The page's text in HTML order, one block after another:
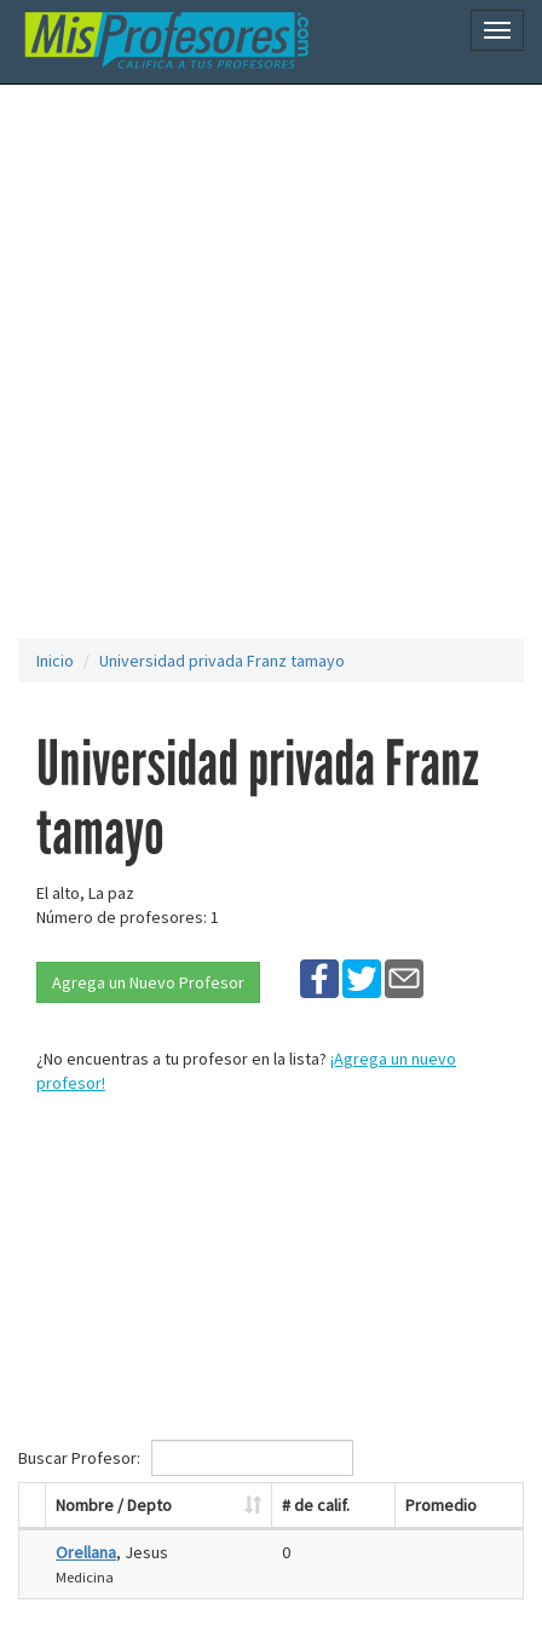
Inicio Universidad privada Franz tamayo
Universidad privada Franz
tamayo
El alto, La paz
Número de profesores: 1
Agrega un Nuevo Profesor
¿No encuentras a tu profesor en la lista? ¡Agrega un nuevo
profesor!
Buscar Profesor:
Nombre / Depto # de calif. Promedio
Orellana, Jesus
Medicina
0